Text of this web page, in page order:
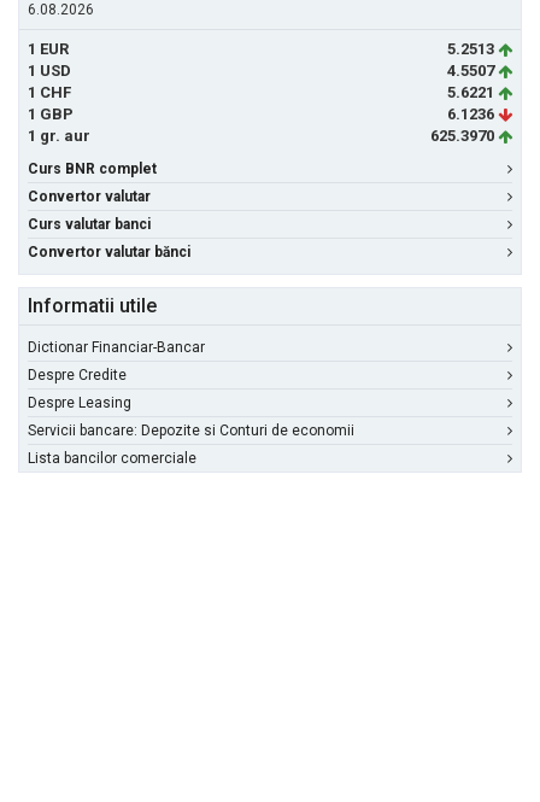
6.08.2026
1 EUR
5.2513
1 USD
4.5507
1 CHF
5.6221
1 GBP
6.1236
1 gr. aur
625.3970
Curs BNR complet
Convertor valutar
Curs valutar banci
Convertor valutar bănci
Informatii utile
Dictionar Financiar-Bancar
Despre Credite
Despre Leasing
Servicii bancare: Depozite si Conturi de economii
Lista bancilor comerciale